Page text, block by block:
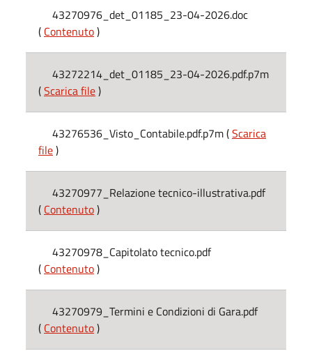
43270976_det_01185_23-04-2026.doc
( Contenuto)
43272214_det_01185_23-04-2026.pdf.p7m
(Scarica file)
43276536_Visto_Contabile.pdf.p7m (Scarica
file)
43270977_Relazione tecnico-illustrativa.pdf
( Contenuto)
43270978_Capitolato tecnico.pdf
( Contenuto)
43270979_Termini e Condizioni di Gara.pdf
( Contenuto)